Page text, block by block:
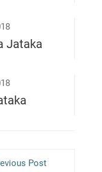
Jataka
Post